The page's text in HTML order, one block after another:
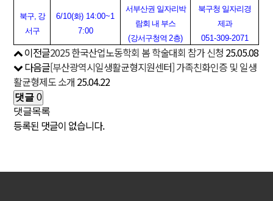
북구, 강
서구
6/10(화) 14:00~1
7:00
서부산권 일자리박
람회 내 부스
(강서구청역2층)
북구청 일자리경
제과
051-309-2071
이전글2025 한국산업노동학회 봄 학술대회 참가 신청 25.05.08
다음글[부산광역시일생활균형지원센터] 가족친화인증 및 일생
활균형제도 소개 25.04.22
댓글 0
댓글목록
등록된 댓글이 없습니다.